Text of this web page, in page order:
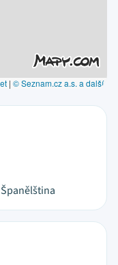
| © Seznam.cz a.s. a další